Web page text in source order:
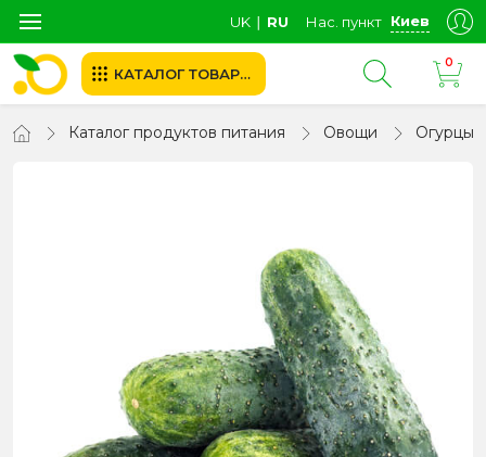
UK ∣ RU Нас. пункт Киев
КАТАЛОГ ТОВАРОВ
0
Каталог продуктов питания Овощи Огурцы